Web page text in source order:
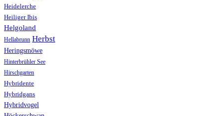
Heidelerche
Heiliger Ibis
Helgoland
Hellabrunn Herbst
Heringsmöwe
Hinterbrühler See
Hirschgarten
Hybridente
Hybridgans
Hybridvogel